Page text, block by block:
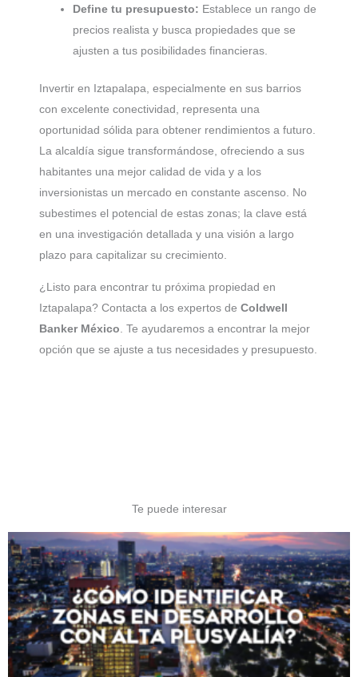
Define tu presupuesto: Establece un rango de
precios realista y busca propiedades que se
ajusten a tus posibilidades financieras.
Invertir en Iztapalapa, especialmente en sus barrios
con excelente conectividad, representa una
oportunidad sólida para obtener rendimientos a futuro.
La alcaldía sigue transformándose, ofreciendo a sus
habitantes una mejor calidad de vida y a los
inversionistas un mercado en constante ascenso. No
subestimes el potencial de estas zonas; la clave está
en una investigación detallada y una visión a largo
plazo para capitalizar su crecimiento.
¿Listo para encontrar tu próxima propiedad en
Iztapalapa? Contacta a los expertos de Coldwell
Banker México. Te ayudaremos a encontrar la mejor
opción que se ajuste a tus necesidades y presupuesto.
Te puede interesar